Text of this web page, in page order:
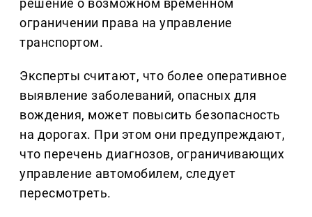
решение о возможном временном
ограничении права на управление
транспортом.
Эксперты считают, что более оперативное
выявление заболеваний, опасных для
вождения, может повысить безопасность
на дорогах. При этом они предупреждают,
что перечень диагнозов, ограничивающих
управление автомобилем, следует
пересмотреть.